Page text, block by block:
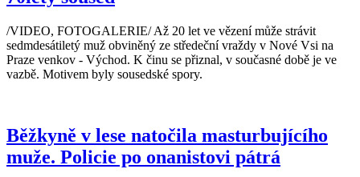
/VIDEO, FOTOGALERIE/ Až 20 let ve vězení může strávit
sedmdesátiletý muž obviněný ze středeční vraždy v Nové Vsi na
Praze venkov - Východ. K činu se přiznal, v současné době je ve
vazbě. Motivem byly sousedské spory.
Běžkyně v lese natočila masturbujícího
muže. Policie po onanistovi pátrá